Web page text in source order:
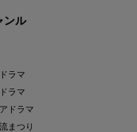
ンル
ラマ
ラマ
ドラマ
まつり